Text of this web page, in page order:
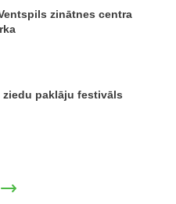
zinātnes centra
paklāju festivāls